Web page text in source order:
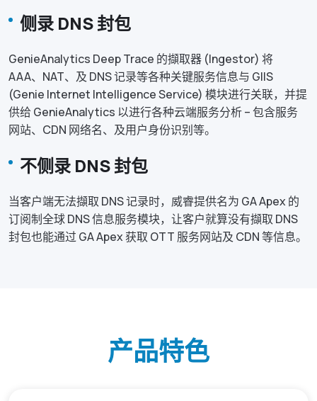
侧录 DNS 封包
GenieAnalytics Deep Trace 的擷取器 (Ingestor) 将
AAA、NAT、及 DNS 记录等各种关键服务信息与 GIIS
(Genie Internet Intelligence Service) 模块进行关联，并提
供给 GenieAnalytics 以进行各种云端服务分析 – 包含服务
网站、CDN 网络名、及用户身份识别等。
不侧录 DNS 封包
当客户端无法擷取 DNS 记录时，威睿提供名为 GA Apex 的
订阅制全球 DNS 信息服务模块，让客户就算没有擷取 DNS
封包也能通过 GA Apex 获取 OTT 服务网站及 CDN 等信息。
产品特色